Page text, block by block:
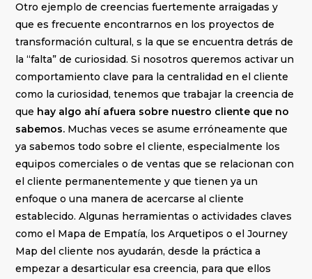
Otro ejemplo de creencias fuertemente arraigadas y
que es frecuente encontrarnos en los proyectos de
transformación cultural, s la que se encuentra detrás de
la “falta” de curiosidad. Si nosotros queremos activar un
comportamiento clave para la centralidad en el cliente
como la curiosidad, tenemos que trabajar la creencia de
que hay algo ahí afuera sobre nuestro cliente que no
sabemos. Muchas veces se asume erróneamente que
ya sabemos todo sobre el cliente, especialmente los
equipos comerciales o de ventas que se relacionan con
el cliente permanentemente y que tienen ya un
enfoque o una manera de acercarse al cliente
establecido. Algunas herramientas o actividades claves
como el Mapa de Empatía, los Arquetipos o el Journey
Map del cliente nos ayudarán, desde la práctica a
empezar a desarticular esa creencia, para que ellos